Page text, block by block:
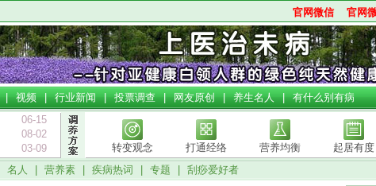
官网微信 官网
视频|行业新闻|投票调查|网友原创|养生名人|有什么别有病
06-15
08-02
03-09
转变观念 打通经络 营养均衡 起居有度
名人 营养素 疾病热词 专题 刮痧爱好者